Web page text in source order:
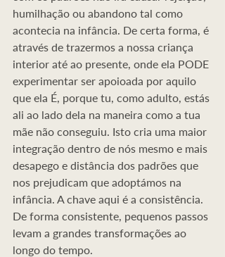
humilhação ou abandono tal como
acontecia na infância. De certa forma, é
através de trazermos a nossa criança
interior até ao presente, onde ela PODE
experimentar ser apoioada por aquilo
que ela É, porque tu, como adulto, estás
ali ao lado dela na maneira como a tua
mãe não conseguiu. Isto cria uma maior
integração dentro de nós mesmo e mais
desapego e distância dos padrões que
nos prejudicam que adoptámos na
infância. A chave aqui é a consistência.
De forma consistente, pequenos passos
levam a grandes transformações ao
longo do tempo.